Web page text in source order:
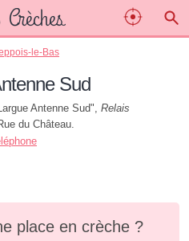
le-Bas
Sud
Antenne Sud", Relais
du Château.
place en crèche ?